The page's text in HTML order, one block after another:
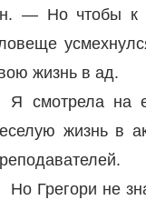
— Но чтобы к
жизнь в ад.
Я смотрела на
жизнь в
Но Грегори не